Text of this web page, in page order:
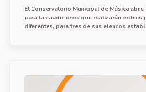
El Conservatorio Municipal de Música
para las audiciones que realizarán en tres
diferentes, para tres de sus elencos